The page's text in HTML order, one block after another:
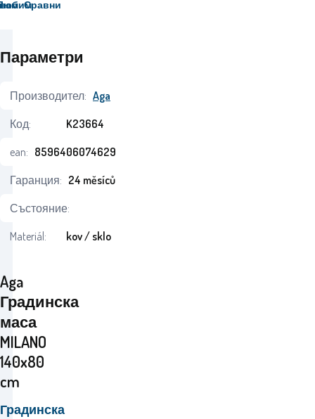
Сравни
Aga
Градинска
маса
MILANO
140x80
cm
Градинска
Параметри
Производител: Aga
Код:
K23664
ean: 8596406074629
Гаранция: 24 měsíců
Състояние:
Materiál:
kov / sklo